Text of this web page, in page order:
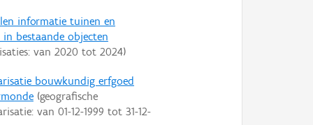
informatie tuinen en
in bestaande objecten
van 2020 tot 2024)
bouwkundig erfgoed
(geografische
van 01-12-1999 tot 31-12-